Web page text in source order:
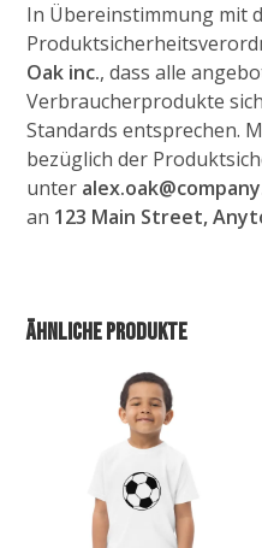
In Übereinstimmung mit
Oak inc., dass alle
Verbraucherprodukte
Standards entsprechen.
bezüglich der
unter
an 123 Main Street,
Ähnliche Produkte